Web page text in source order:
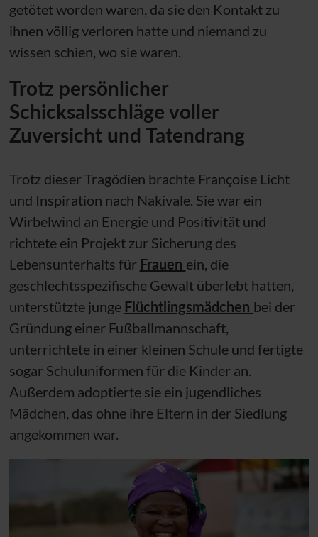
getötet worden waren, da sie den Kontakt zu
ihnen völlig verloren hatte und niemand zu
wissen schien, wo sie waren.
Trotz persönlicher
Schicksalsschläge voller
Zuversicht und Tatendrang
Trotz dieser Tragödien brachte Françoise Licht
und Inspiration nach Nakivale. Sie war ein
Wirbelwind an Energie und Positivität und
richtete ein Projekt zur Sicherung des
Lebensunterhalts für Frauen ein, die
geschlechtsspezifische Gewalt überlebt hatten,
unterstützte junge Flüchtlingsmädchen bei der
Gründung einer Fußballmannschaft,
unterrichtete in einer kleinen Schule und fertigte
sogar Schuluniformen für die Kinder an.
Außerdem adoptierte sie ein jugendliches
Mädchen, das ohne ihre Eltern in der Siedlung
angekommen war.